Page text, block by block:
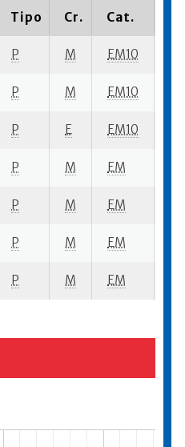
Tipo Cr. Cat.
P M EM10
P M EM10
P E EM10
P M EM
P M EM
P M EM
P M EM